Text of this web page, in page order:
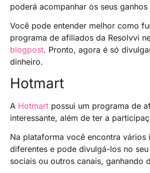
poderá acompanhar os seus
Você pode entender melhor como
programa de afiliados da Resolvvi
blogpost. Pronto, agora é só
dinheiro.
Hotmart
A Hotmart possui um programa de
interessante, além de ter a
Na plataforma você encontra vários
diferentes e pode divulgá-los no
sociais ou outros canais, ganhando